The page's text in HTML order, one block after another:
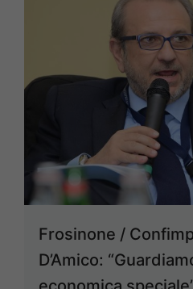
Frosinone /
D’Amico: